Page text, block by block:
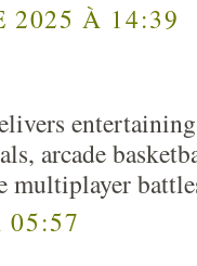
2025 À 14:39
arcade
multiplayer